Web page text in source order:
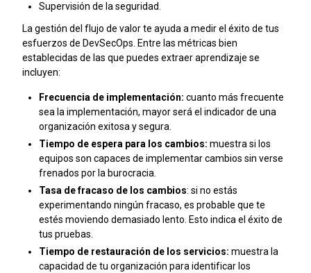
Supervisión de la seguridad.
La gestión del flujo de valor te ayuda a medir el éxito de tus
esfuerzos de DevSecOps. Entre las métricas bien
establecidas de las que puedes extraer aprendizaje se
incluyen:
Frecuencia de implementación: cuanto más frecuente
sea la implementación, mayor será el indicador de una
organización exitosa y segura.
Tiempo de espera para los cambios: muestra si los
equipos son capaces de implementar cambios sin verse
frenados por la burocracia.
Tasa de fracaso de los cambios: si no estás
experimentando ningún fracaso, es probable que te
estés moviendo demasiado lento. Esto indica el éxito de
tus pruebas.
Tiempo de restauración de los servicios: muestra la
capacidad de tu organización para identificar los